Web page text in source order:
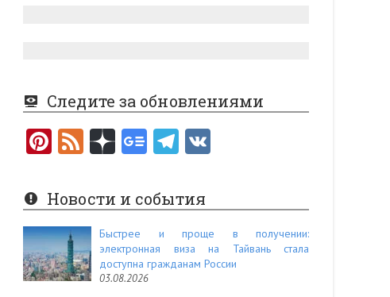
Следите за обновлениями
Pi
er
es
t
F
e
d
Новости и события
Быстрее и проще в получении:
электронная виза на Тайвань стала
доступна гражданам России
03.08.2026